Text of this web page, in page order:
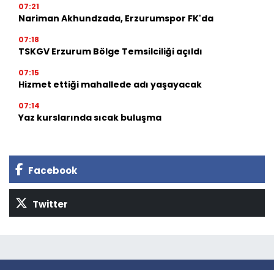
07:21
Nariman Akhundzada, Erzurumspor FK'da
07:18
TSKGV Erzurum Bölge Temsilciliği açıldı
07:15
Hizmet ettiği mahallede adı yaşayacak
07:14
Yaz kurslarında sıcak buluşma
Facebook
Twitter